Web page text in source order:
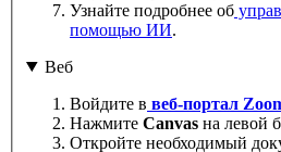
Узнайте подробнее об
помощью ИИ.
Веб
Войдите в веб-портал
Нажмите Canvas на левой
Откройте необходимый